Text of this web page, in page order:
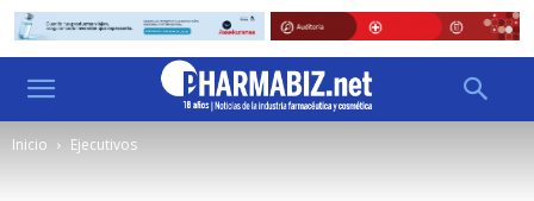
Inicio Ejecutivos